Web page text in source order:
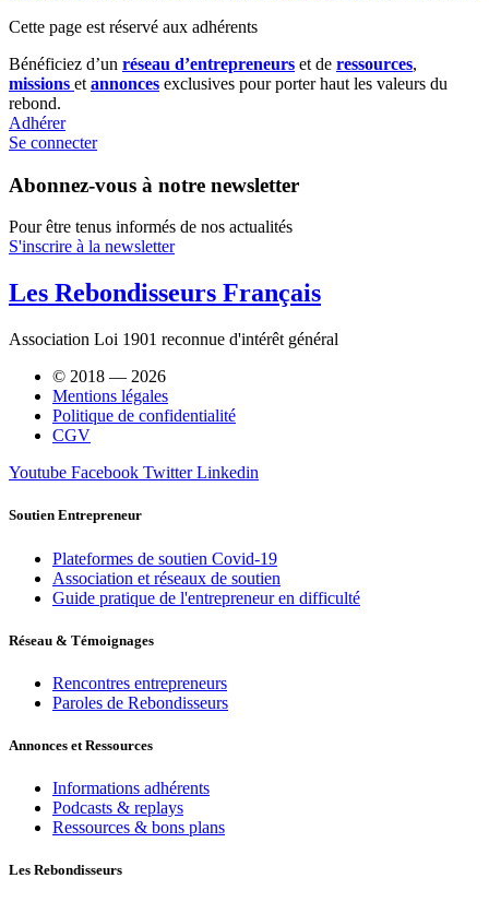
Cette page est réservé aux adhérents
Bénéficiez d’un réseau d’entrepreneurs et de ressources,
missions et annonces exclusives pour porter haut les valeurs du
rebond.
Adhérer
Se connecter
Abonnez-vous à notre newsletter
Pour être tenus informés de nos actualités
S'inscrire à la newsletter
Les Rebondisseurs Français
Association Loi 1901 reconnue d'intérêt général
© 2018 — 2026
Mentions légales
Politique de confidentialité
CGV
Youtube Facebook Twitter Linkedin
Soutien Entrepreneur
Plateformes de soutien Covid-19
Association et réseaux de soutien
Guide pratique de l'entrepreneur en difficulté
Réseau & Témoignages
Rencontres entrepreneurs
Paroles de Rebondisseurs
Annonces et Ressources
Informations adhérents
Podcasts & replays
Ressources & bons plans
Les Rebondisseurs